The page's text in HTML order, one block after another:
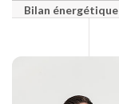
Bilan énergétique